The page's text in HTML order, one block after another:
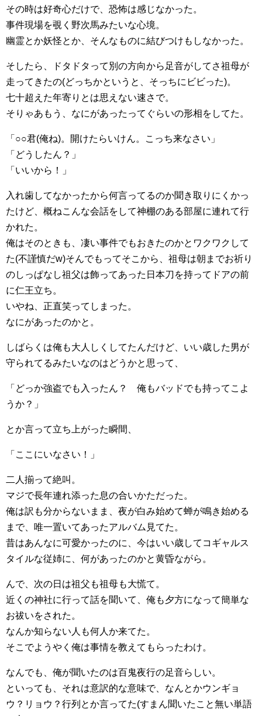
その時は好奇心だけで、恐怖は感じなかった。
事件現場を覗く野次馬みたいな心境。
幽霊とか妖怪とか、そんなものに結びつけもしなかった。
そしたら、ドタドタって別の方向から足音がしてさ祖母が
走ってきたの(どっちかというと、そっちにビビった)。
七十超えた年寄りとは思えない速さで。
そりゃあもう、なにがあったってぐらいの形相をしてた。
「○○君(俺ね)。開けたらいけん。こっち来なさい」
「どうしたん？」
「いいから！」
入れ歯してなかったから何言ってるのか聞き取りにくかっ
たけど、概ねこんな会話をして神棚のある部屋に連れて行
かれた。
俺はそのときも、凄い事件でもおきたのかとワクワクして
た(不謹慎だw)そんでもってそこから、祖母は朝までお祈り
のしっぱなし祖父は飾ってあった日本刀を持ってドアの前
に仁王立ち。
いやね、正直笑ってしまった。
なにがあったのかと。
しばらくは俺も大人しくしてたんだけど、いい歳した男が
守られてるみたいなのはどうかと思って、
「どっか強盗でも入ったん？ 俺もバッドでも持ってこよ
うか？」
とか言って立ち上がった瞬間、
「ここにいなさい！」
二人揃って絶叫。
マジで長年連れ添った息の合いかただった。
俺は訳も分からないまま、夜が白み始めて蝉が鳴き始める
まで、唯一置いてあったアルバム見てた。
昔はあんなに可愛かったのに、今はいい歳してコギャルス
タイルな従姉に、何があったのかと黄昏ながら。
んで、次の日は祖父も祖母も大慌て。
近くの神社に行って話を聞いて、俺も夕方になって簡単な
お祓いをされた。
なんか知らない人も何人か来てた。
そこでようやく俺は事情を教えてもらったわけ。
なんでも、俺が聞いたのは百鬼夜行の足音らしい。
といっても、それは意訳的な意味で、なんとかウンギョ
ウ？リョウ？行列とか言ってた(すまん聞いたこと無い単語